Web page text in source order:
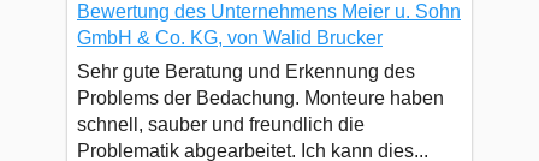
Bewertung des Unternehmens Meier u. Sohn
GmbH & Co. KG, von Walid Brucker
Sehr gute Beratung und Erkennung des
Problems der Bedachung. Monteure haben
schnell, sauber und freundlich die
Problematik abgearbeitet. Ich kann dies...